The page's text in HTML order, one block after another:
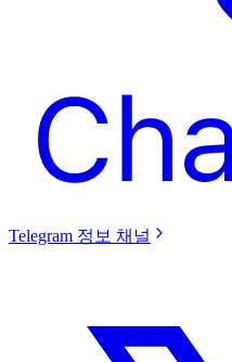
Telegram 정보 채널